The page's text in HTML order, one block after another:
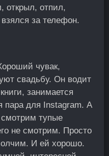
открыл, отпил,
за телефон.
чувак,
свадьбу. Он водит
занимается
пара для Instagram. А
тупые
не смотрим. Просто
И ей хорошо.